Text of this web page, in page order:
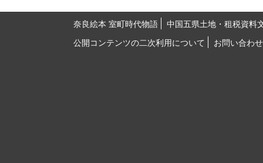
奈良絵本 室町時代物語
中国五県土地・租税資料
公開コンテンツの二次利用について
お問い合わせ